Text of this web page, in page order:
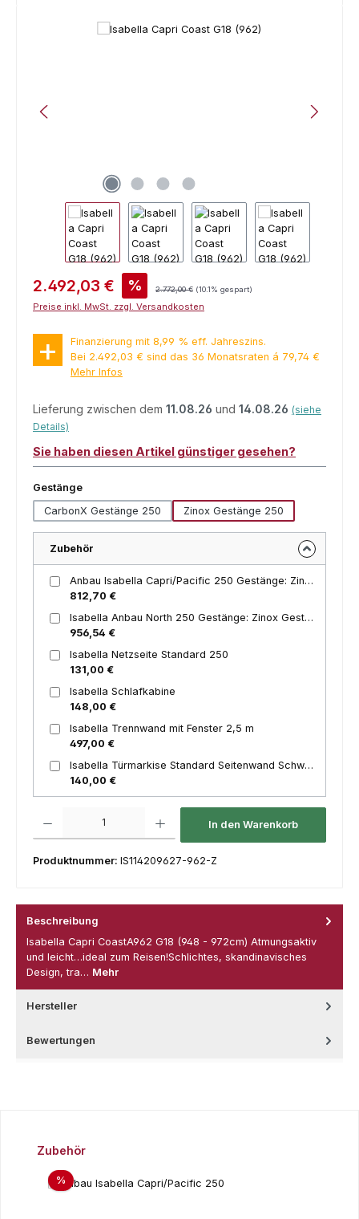
Bildergalerie überspringen
Verkaufspreis:
2.492,03 € % Regulärer Preis:
2.772,00 € (10.1% gespart)
Preise inkl. MwSt. zzgl. Versandkosten
Finanzierung mit 8,99 % eff. Jahreszins.
Bei 2.492,03 € sind das 36 Monatsraten á 79,74 €
Mehr Infos
Lieferung zwischen dem 11.08.26 und 14.08.26 (siehe
Details)
Sie haben diesen Artikel günstiger gesehen?
Gestängeauswählen
CarbonX Gestänge 250
Zinox Gestänge 250
Zubehör
Anbau Isabella Capri/Pacific 250 Gestänge: Zinox Gestänge
812,70 €
Isabella Anbau North 250 Gestänge: Zinox Gestänge 250
956,54 €
Isabella Netzseite Standard 250
131,00 €
Isabella Schlafkabine
148,00 €
Isabella Trennwand mit Fenster 2,5 m
497,00 €
Isabella Türmarkise Standard Seitenwand Schwarz
140,00 €
In den Warenkorb
Produktnummer: IS114209627-962-Z
Beschreibung
Isabella Capri CoastA962 G18 (948 - 972cm) Atmungsaktiv
und leicht…ideal zum Reisen!Schlichtes, skandinavisches
Design, tra… Mehr
Hersteller
Bewertungen
Produktgalerie überspringen
Zubehör
Rabatt
%